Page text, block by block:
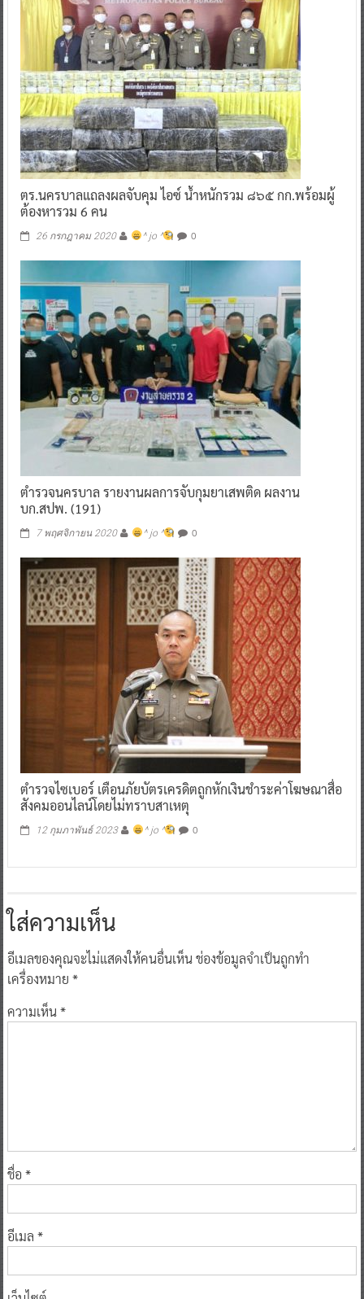
ตร.นครบาลแถลงผลจับคุม ไอซ์ น้ำหนักรวม ๘๖๕ กก.พร้อมผู้
ต้องหารวม 6 คน
26 กรกฎาคม 2020 ^ jo ^ 0
ตำรวจนครบาล รายงานผลการจับกุมยาเสพติด ผลงาน
บก.สปพ. (191)
7 พฤศจิกายน 2020 ^ jo ^ 0
ตำรวจไซเบอร์ เตือนภัยบัตรเครดิตถูกหักเงินชำระค่าโฆษณาสื่อ
สังคมออนไลน์โดยไม่ทราบสาเหตุ
12 กุมภาพันธ์ 2023 ^ jo ^ 0
ใส่ความเห็น
อีเมลของคุณจะไม่แสดงให้คนอื่นเห็นช่องข้อมูลจำเป็นถูกทำ
เครื่องหมาย *
ความเห็น*
ชื่อ *
อีเมล *